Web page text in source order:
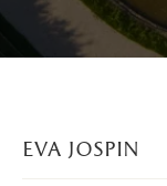
eva jospin